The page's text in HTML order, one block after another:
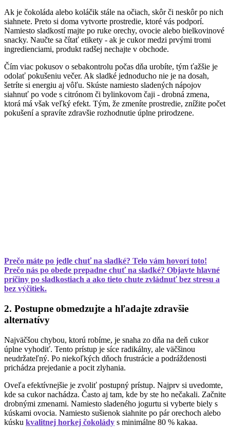
Ak je čokoláda alebo koláčik stále na očiach, skôr či neskôr po nich
siahnete. Preto si doma vytvorte prostredie, ktoré vás podporí.
Namiesto sladkostí majte po ruke orechy, ovocie alebo bielkovinové
snacky. Naučte sa čítať etikety - ak je cukor medzi prvými tromi
ingredienciami, produkt radšej nechajte v obchode.
Čím viac pokusov o sebakontrolu počas dňa urobíte, tým ťažšie je
odolať pokušeniu večer. Ak sladké jednoducho nie je na dosah,
šetríte si energiu aj vôľu. Skúste namiesto sladených nápojov
siahnuť po vode s citrónom či bylinkovom čaji - drobná zmena,
ktorá má však veľký efekt. Tým, že zmeníte prostredie, znížite počet
pokušení a spravíte zdravšie rozhodnutie úplne prirodzene.
Prečo máte po jedle chuť na sladké? Telo vám hovorí toto!
Prečo nás po obede prepadne chuť na sladké? Objavte hlavné
príčiny po sladkostiach a ako tieto chute zvládnuť bez stresu a
bez výčitiek.​
2. Postupne obmedzujte a hľadajte zdravšie
alternatívy
Najväčšou chybou, ktorú robíme, je snaha zo dňa na deň cukor
úplne vyhodiť. Tento prístup je síce radikálny, ale väčšinou
neudržateľný. Po niekoľkých dňoch frustrácie a podráždenosti
prichádza prejedanie a pocit zlyhania.
Oveľa efektívnejšie je zvoliť postupný prístup. Najprv si uvedomte,
kde sa cukor nachádza. Často aj tam, kde by ste ho nečakali. Začnite
drobnými zmenami. Namiesto sladeného jogurtu si vyberte biely s
kúskami ovocia. Namiesto sušienok siahnite po pár orechoch alebo
kúsku kvalitnej horkej čokolády s minimálne 80 % kakaa.